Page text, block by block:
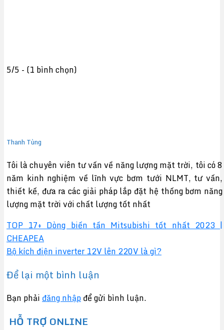
5/5 - (1 bình chọn)
Thanh Tùng
Tôi là chuyên viên tư vấn về năng lượng mặt trời, tôi có 8
năm kinh nghiệm về lĩnh vực bơm tưới NLMT, tư vấn,
thiết kế, đưa ra các giải pháp lắp đặt hệ thống bơm năng
lượng mặt trời với chất lượng tốt nhất
TOP 17+ Dòng biến tần Mitsubishi tốt nhất 2023 |
CHEAPEA
Bộ kích điện inverter 12V lên 220V là gì?
Để lại một bình luận
Bạn phảiđăng nhậpđể gửi bình luận.
HỖ TRỢ ONLINE